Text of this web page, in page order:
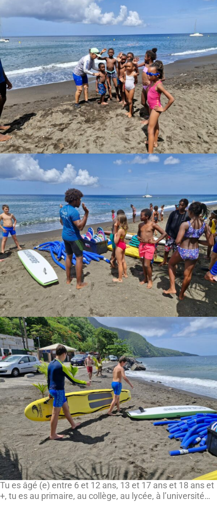
Tu es âgé (e) entre 6 et 12 ans, 13 et 17 ans et 18 ans et
+, tu es au primaire, au collège, au lycée, à l’université…